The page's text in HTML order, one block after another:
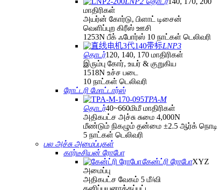
மாதிரிகள்
அயர்ன் கோர்டு, பிளாட் டிசைன்
வெளிப்புற கிரீஸ் ஊசி
1253N பீக் ஃபோர்ஸ் 10 நாட்கள் டெலிவரி
LNP3
தொடர்120, 140, 170 மாதிரிகள்
இரும்பு கோர், உயர் & குறுகிய
1518N உச்ச படை
10 நாட்கள் டெலிவரி
ரோட்டரி மோட்டார்ஸ்
TPA-M
தொடர்40~660மிமீ மாதிரிகள்
அதிகபட்ச அச்சு சுமை 4,000N
மீண்டும் நிகழும் தன்மை ±2.5 ஆர்க் நொடி
5 நாட்கள் டெலிவரி
பல அச்சு அமைப்புகள்
கார்டீசியன் ரோபோ
கேன்ட்ரி ரோபோXYZ
அமைப்பு
அதிகபட்ச வேகம் 5 மீ/வி
தனிப்பயனாக்கப்பட்ட